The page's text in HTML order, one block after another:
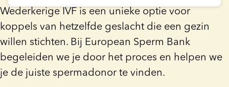
Wederkerige IVF is een unieke optie voor
koppels van hetzelfde geslacht die een gezin
willen stichten. Bij European Sperm Bank
begeleiden we je door het proces en helpen we
je de juiste spermadonor te vinden.